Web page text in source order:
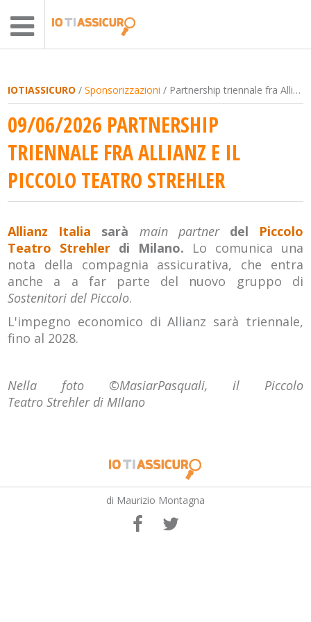
IOTIASSICURO /Sponsorizzazioni / Partnership triennale fra Allianz e il Piccolo Teatro Strehler
09/06/2026 PARTNERSHIP
TRIENNALE FRA ALLIANZ E IL
PICCOLO TEATRO STREHLER
Allianz Italia sarà main partnerdel Piccolo
Teatro Strehler di Milano. Lo comunica una
nota della compagnia assicurativa, che entra
anche a a far parte del nuovo gruppo di
Sostenitori del Piccolo.
L'impegno economico di Allianz sarà triennale,
fino al 2028.
Nella foto ©MasiarPasquali, il Piccolo
Teatro Strehler di MIlano
di Maurizio Montagna